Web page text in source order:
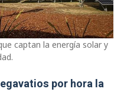
captan la energía solar y
por hora la